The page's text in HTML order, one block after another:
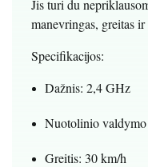
Jis turi du
manevringas, greitas
Specifikacijos:
Dažnis: 2,4 GHz
Nuotolinio valdymo
Greitis: 30 km/h